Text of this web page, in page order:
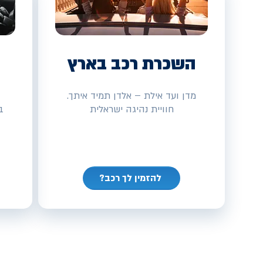
השכרת רכב בארץ
מדן ועד אילת – אלדן תמיד איתך.
חוויית נהיגה ישראלית
להזמין לך רכב?